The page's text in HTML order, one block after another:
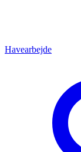
Havearbejde